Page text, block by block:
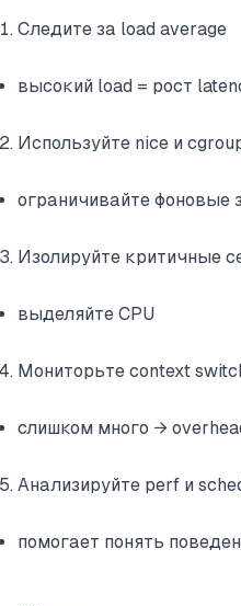
Следите за load average
высокий load = рост
Используйте nice и
ограничивайте фоновые
Изолируйте критичные
выделяйте CPU
Мониторьте context
слишком много →
Анализируйте perf и
помогает понять